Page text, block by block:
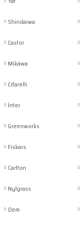
Shindaiwa
Castor
Mikawa
Cifarelli
İnter
Greenworks
Fiskars
Carlton
Nylgrass
Oem